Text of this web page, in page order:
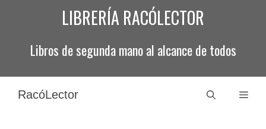
LIBRERÍA RACÓLECTOR
Libros de segunda mano al alcance de todos
RacóLector